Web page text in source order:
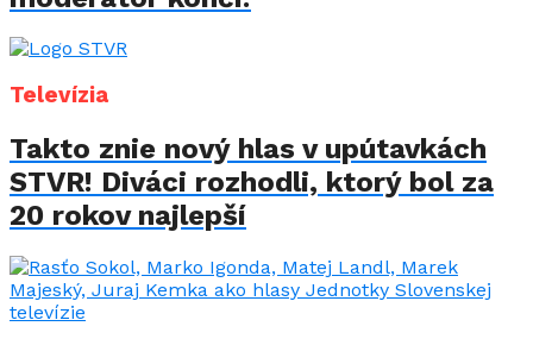
Televízia
Takto znie nový hlas v upútavkách
STVR! Diváci rozhodli, ktorý bol za
20 rokov najlepší